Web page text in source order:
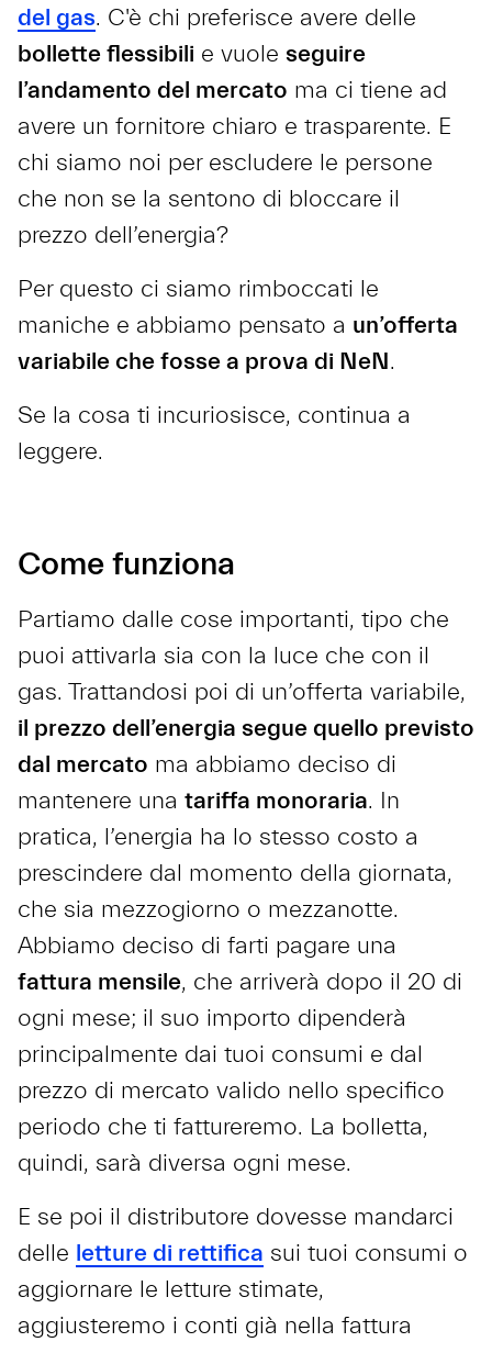
del gas. C'è chi preferisce avere delle
bollette flessibili e vuole seguire
l’andamento del mercato ma ci tiene ad
avere un fornitore chiaro e trasparente. E
chi siamo noi per escludere le persone
che non se la sentono di bloccare il
prezzo dell’energia?
Per questo ci siamo rimboccati le
maniche e abbiamo pensato a un’offerta
variabile che fosse a prova di NeN.
Se la cosa ti incuriosisce, continua a
leggere.
Come funziona
Partiamo dalle cose importanti, tipo che
puoi attivarla sia con la luce che con il
gas. Trattandosi poi di un’offerta variabile,
il prezzo dell’energia segue quello previsto
dal mercato ma abbiamo deciso di
mantenere una tariffa monoraria. In
pratica, l’energia ha lo stesso costo a
prescindere dal momento della giornata,
che sia mezzogiorno o mezzanotte.
Abbiamo deciso di farti pagare una
fattura mensile, che arriverà dopo il 20 di
ogni mese; il suo importo dipenderà
principalmente dai tuoi consumi e dal
prezzo di mercato valido nello specifico
periodo che ti fattureremo. La bolletta,
quindi, sarà diversa ogni mese.
E se poi il distributore dovesse mandarci
delle letture di rettifica sui tuoi consumi o
aggiornare le letture stimate,
aggiusteremo i conti già nella fattura